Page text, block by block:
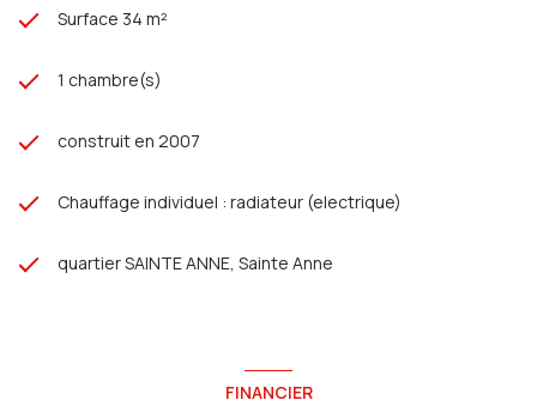
Surface 34 m²
1 chambre(s)
construit en 2007
Chauffage individuel : radiateur (electrique)
quartier SAINTE ANNE, Sainte Anne
FINANCIER